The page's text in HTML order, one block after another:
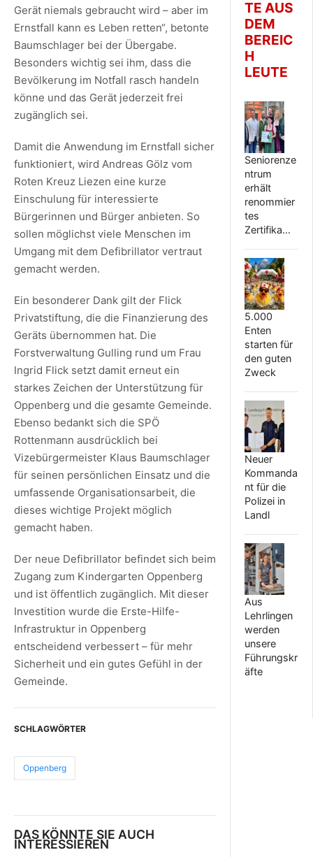
Gerät niemals gebraucht wird – aber im
Ernstfall kann es Leben retten“, betonte
Baumschlager bei der Übergabe.
Besonders wichtig sei ihm, dass die
Bevölkerung im Notfall rasch handeln
könne und das Gerät jederzeit frei
zugänglich sei.
Damit die Anwendung im Ernstfall sicher
funktioniert, wird Andreas Gölz vom
Roten Kreuz Liezen eine kurze
Einschulung für interessierte
Bürgerinnen und Bürger anbieten. So
sollen möglichst viele Menschen im
Umgang mit dem Defibrillator vertraut
gemacht werden.
Ein besonderer Dank gilt der Flick
Privatstiftung, die die Finanzierung des
Geräts übernommen hat. Die
Forstverwaltung Gulling rund um Frau
Ingrid Flick setzt damit erneut ein
starkes Zeichen der Unterstützung für
Oppenberg und die gesamte Gemeinde.
Ebenso bedankt sich die SPÖ
Rottenmann ausdrücklich bei
Vizebürgermeister Klaus Baumschlager
für seinen persönlichen Einsatz und die
umfassende Organisationsarbeit, die
dieses wichtige Projekt möglich
gemacht haben.
Der neue Defibrillator befindet sich beim
Zugang zum Kindergarten Oppenberg
und ist öffentlich zugänglich. Mit dieser
Investition wurde die Erste-Hilfe-
Infrastruktur in Oppenberg
entscheidend verbessert – für mehr
Sicherheit und ein gutes Gefühl in der
Gemeinde.
SCHLAGWÖRTER
Oppenberg
DAS KÖNNTE SIE AUCH
INTERESSIEREN
TE AUS
DEM
BEREIC
H
LEUTE
Seniorenze
ntrum
erhält
renommier
tes
Zertifika…
5.000
Enten
starten für
den guten
Zweck
Neuer
Kommanda
nt für die
Polizei in
Landl
Aus
Lehrlingen
werden
unsere
Führungskr
äfte